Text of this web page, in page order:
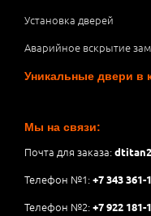
Установка дверей
Аварийное вскрытие
Уникальные двери в
Мы на связи:
Почта для заказа:
Телефон №1:+7 343 361-
Телефон №2:+7 922 181-